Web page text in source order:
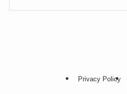
Privacy Policy